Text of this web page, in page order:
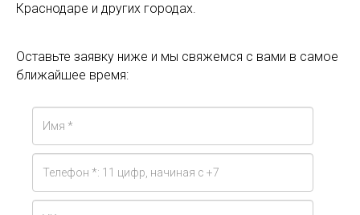
Краснодаре и других городах.
Оставьте заявку ниже и мы свяжемся с вами в самое
ближайшее время: